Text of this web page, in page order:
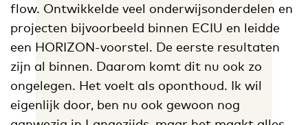
flow. Ontwikkelde veel onderwijsonderdelen en
projecten bijvoorbeeld binnen ECIU en leidde
een HORIZON-voorstel. De eerste resultaten
zijn al binnen. Daarom komt dit nu ook zo
ongelegen. Het voelt als oponthoud. Ik wil
eigenlijk door, ben nu ook gewoon nog